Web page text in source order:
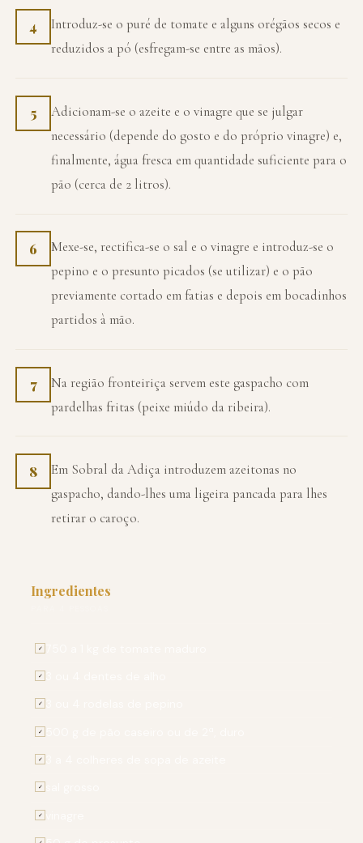
4
Introduz-se o puré de tomate e alguns orégãos secos e
reduzidos a pó (esfregam-se entre as mãos).
5
Adicionam-se o azeite e o vinagre que se julgar
necessário (depende do gosto e do próprio vinagre) e,
finalmente, água fresca em quantidade suficiente para o
pão (cerca de 2 litros).
6
Mexe-se, rectifica-se o sal e o vinagre e introduz-se o
pepino e o presunto picados (se utilizar) e o pão
previamente cortado em fatias e depois em bocadinhos
partidos à mão.
7
Na região fronteiriça servem este gaspacho com
pardelhas fritas (peixe miúdo da ribeira).
8
Em Sobral da Adiça introduzem azeitonas no
gaspacho, dando-lhes uma ligeira pancada para lhes
retirar o caroço.
Ingredientes
✓
✓
✓
✓
✓
✓
✓